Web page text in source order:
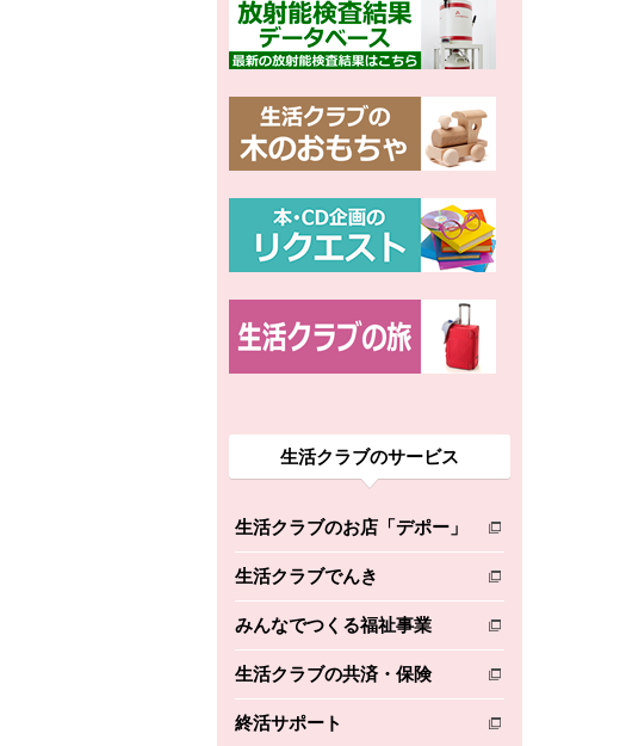
生活クラブのサービス
生活クラブのお店「デポー」
別のウィンドウで開きます。
生活クラブでんき
別のウィンドウで開きます。
みんなでつくる福祉事業
別のウィンドウで開きます。
生活クラブの共済・保険
別のウィンドウで開きます。
終活サポート
別のウィンドウで開きます。